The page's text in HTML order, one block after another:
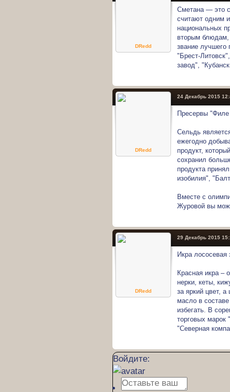
DRedd
Сметана — это
считают одним
национальных
вторым блюдам,
звание лучшего
завод",
24 Декабрь 2015
DRedd
Пресервы
Сельдь
ежегодно
продукт,
сохранил
продукта
изобилия",
Вместе с
Журовой вы
29 Декабрь 2015
DRedd
Икра лососевая
Красная икра –
нерки, кеты,
за яркий цвет, а
масло в
избегать. В
торговых
"Северная
Войдите: